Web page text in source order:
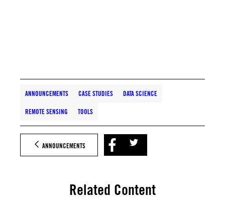
ANNOUNCEMENTS CASE STUDIES DATA SCIENCE
REMOTE SENSING TOOLS
ANNOUNCEMENTS
Related Content